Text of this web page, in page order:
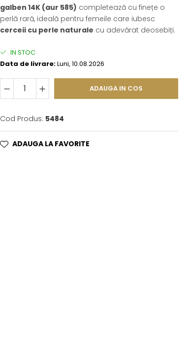
galben 14K (aur 585) completează cu finețe o
perlă rară, ideală pentru femeile care iubesc
cerceii cu perle naturale cu adevărat deosebiți.
IN STOC
Data de livrare:Luni, 10.08.2026
ADAUGA IN COS
Cod Produs: 5484
ADAUGA LA FAVORITE